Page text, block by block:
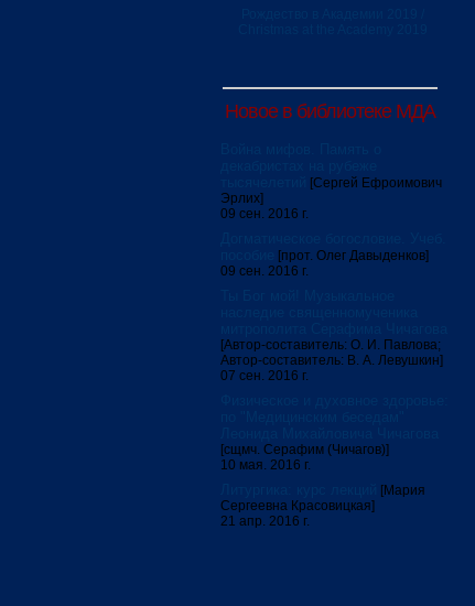
Новое в библиотеке МДА
[Сергей Ефроимович
Эрлих]
09 сен. 2016 г.
[прот. Олег Давыденков]
09 сен. 2016 г.
[Автор-составитель: О. И. Павлова;
Автор-составитель: В. А. Левушкин]
07 сен. 2016 г.
[сщмч. Серафим (Чичагов)]
10 мая. 2016 г.
[Мария
Сергеевна Красовицкая]
21 апр. 2016 г.